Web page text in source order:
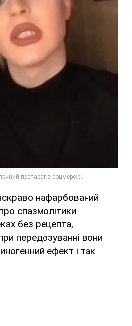
нафарбований
спазмолітики
без рецепта,
передозуванні вони
ефект і так